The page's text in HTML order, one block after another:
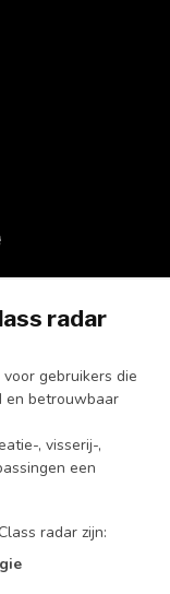
radar
gebruikers die
en betrouwbaar
, visserij-,
een
radar zijn: